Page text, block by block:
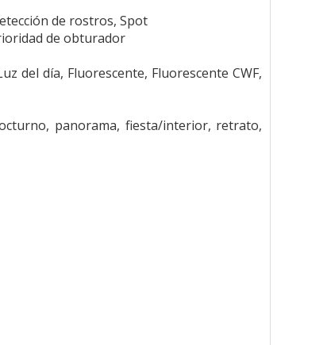
de rostros, Spot
de obturador
del día, Fluorescente, Fluorescente CWF,
panorama, fiesta/interior, retrato,